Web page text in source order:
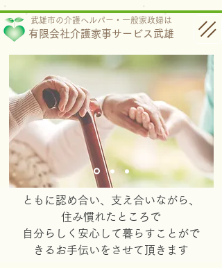
武雄市の介護ヘルパー・一般家政婦は
有限会社介護家事サービス武雄
ともに認め合い、支え合いながら、
住み慣れたところで
​自分らしく安心して暮らすことがで
きるお手伝いをさせて頂きます